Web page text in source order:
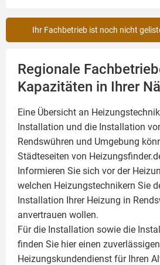
Ihr Fachbetrieb ist noch nicht
Regionale
Kapazitäten in Ihrer
Eine Übersicht an
Installation und die Installation
Rendswühren und Umgebung
Städteseiten von
Informieren Sie sich vor der
welchen Heizungstechnikern Sie
Installation Ihrer Heizung in
anvertrauen wollen.
Für die Installation sowie die
finden Sie hier einen zuverlässigen
Heizungskundendienst für Ihren